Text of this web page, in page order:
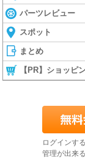
パーツレビュー
スポット
まとめ
【PR】ショッピ
ログインす
管理が出来